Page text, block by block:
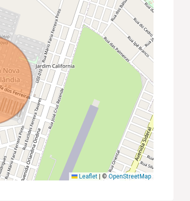
Leaflet | ©OpenStreetMap